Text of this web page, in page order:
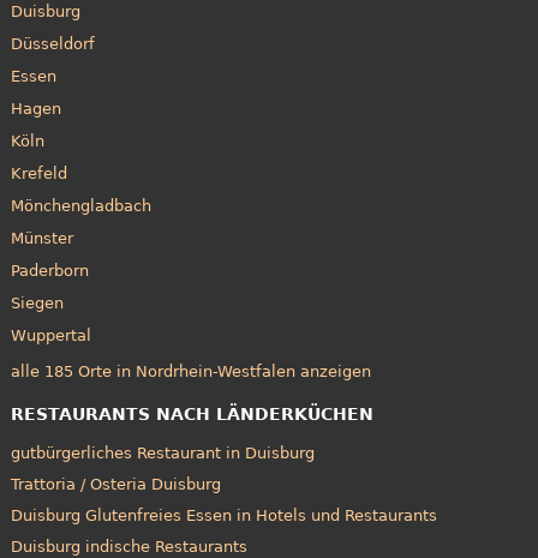
Duisburg
Düsseldorf
Essen
Hagen
Köln
Krefeld
Mönchengladbach
Münster
Paderborn
Siegen
Wuppertal
alle 185 Orte in Nordrhein-Westfalen anzeigen
RESTAURANTS NACH LÄNDERKÜCHEN
gutbürgerliches Restaurant in Duisburg
Trattoria / Osteria Duisburg
Duisburg Glutenfreies Essen in Hotels und Restaurants
Duisburg indische Restaurants